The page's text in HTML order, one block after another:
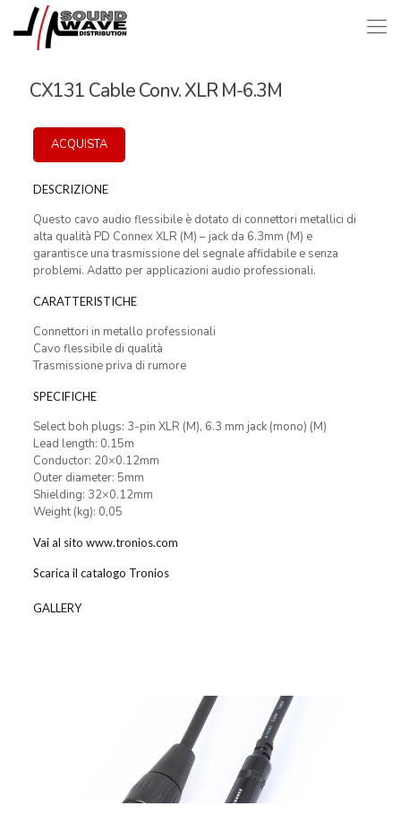
CX131 Cable Conv. XLR M-6.3M
ACQUISTA
DESCRIZIONE
Questo cavo audio flessibile è dotato di connettori metallici di
alta qualità PD Connex XLR (M) – jack da 6.3mm (M) e
garantisce una trasmissione del segnale affidabile e senza
problemi. Adatto per applicazioni audio professionali.
CARATTERISTICHE
Connettori in metallo professionali
Cavo flessibile di qualità
Trasmissione priva di rumore
SPECIFICHE
Select boh plugs: 3-pin XLR (M), 6.3 mm jack (mono) (M)
Lead length: 0.15m
Conductor: 20×0.12mm
Outer diameter: 5mm
Shielding: 32×0.12mm
Weight (kg): 0,05
Vai al sito www.tronios.com
Scarica il catalogo Tronios
GALLERY